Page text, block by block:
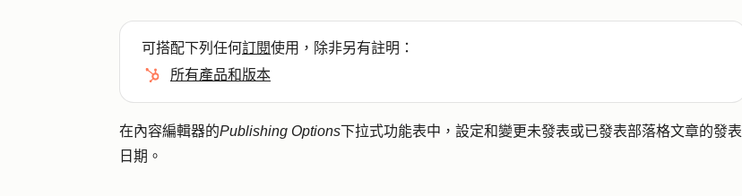
可搭配下列任何訂閱使用，除非另有註明：
所有產品和版本
在內容編輯器的Publishing Options下拉式功能表中，設定和變更未發表或已發表部落格文章的發表
日期。